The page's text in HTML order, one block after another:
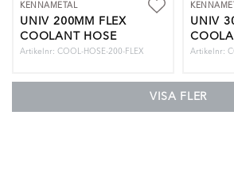
KENNAMETAL
UNIV 200MM FLEX
COOLANT HOSE
Artikelnr: COOL-HOSE-200-FLEX
UNIV
Artikelnr:
VISA FLER